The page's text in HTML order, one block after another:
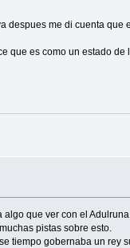
despues me di cuenta que
que es como un estado de
que ver con el
pistas sobre esto.
tiempo gobernaba un rey